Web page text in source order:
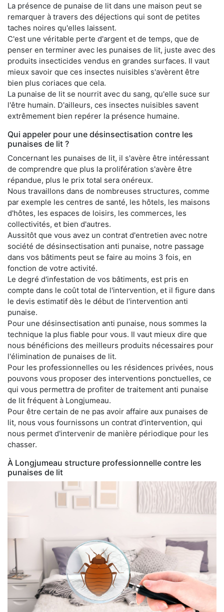
La présence de punaise de lit dans une maison peut se
remarquer à travers des déjections qui sont de petites
taches noires qu'elles laissent.
C'est une véritable perte d'argent et de temps, que de
penser en terminer avec les punaises de lit, juste avec des
produits insecticides vendus en grandes surfaces. Il vaut
mieux savoir que ces insectes nuisibles s'avèrent être
bien plus coriaces que cela.
La punaise de lit se nourrit avec du sang, qu'elle suce sur
l'être humain. D'ailleurs, ces insectes nuisibles savent
extrêmement bien repérer la présence humaine.
Qui appeler pour une désinsectisation contre les
punaises de lit ?
Concernant les punaises de lit, il s'avère être intéressant
de comprendre que plus la prolifération s'avère être
répandue, plus le prix total sera onéreux.
Nous travaillons dans de nombreuses structures, comme
par exemple les centres de santé, les hôtels, les maisons
d'hôtes, les espaces de loisirs, les commerces, les
collectivités, et bien d'autres.
Aussitôt que vous avez un contrat d'entretien avec notre
société de désinsectisation anti punaise, notre passage
dans vos bâtiments peut se faire au moins 3 fois, en
fonction de votre activité.
Le degré d'infestation de vos bâtiments, est pris en
compte dans le coût total de l'intervention, et il figure dans
le devis estimatif dès le début de l'intervention anti
punaise.
Pour une désinsectisation anti punaise, nous sommes la
technique la plus fiable pour vous. Il vaut mieux dire que
nous bénéficions des meilleurs produits nécessaires pour
l'élimination de punaises de lit.
Pour les professionnelles ou les résidences privées, nous
pouvons vous proposer des interventions ponctuelles, ce
qui vous permettra de profiter de traitement anti punaise
de lit fréquent à Longjumeau.
Pour être certain de ne pas avoir affaire aux punaises de
lit, nous vous fournissons un contrat d'intervention, qui
nous permet d'intervenir de manière périodique pour les
chasser.
À Longjumeau structure professionnelle contre les
punaises de lit